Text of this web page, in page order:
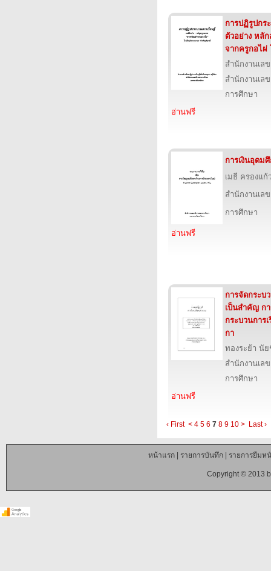
การปฏิรูปกร
ตัวอย่าง หลั
จากครูกอไผ่
สำนักงานเล
สำนักงานเล
การศึกษา
อ่านฟรี
การเงินอุดม
เมธี ครองแ
สำนักงานเล
การศึกษา
อ่านฟรี
การจัดกระบ
เป็นสำคัญ ก
กระบวนการ
กา
ทองระย้า นั
สำนักงานเล
การศึกษา
อ่านฟรี
‹ First < 4 5 6 7 8 9 10 > Last ›
หน้าแรก| รายการบันทึก| รายการยืมห
Copyright © 2013